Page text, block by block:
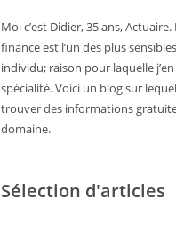
Moi c’est Didier, 35 ans,
finance est l’un des plus
individu; raison pour laquelle
spécialité. Voici un blog sur
trouver des informations
domaine.
Sélection d'articles